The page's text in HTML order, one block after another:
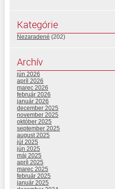
Kategórie
Nezaradené (202)
Archív
jún 2026
apríl 2026
marec 2026
február 2026
január 2026
december 2025
november 2025
október 2025
september 2025
august 2025
júl 2025
jún 2025
máj 2025
apríl 2025
marec 2025
február 2025
január 2025